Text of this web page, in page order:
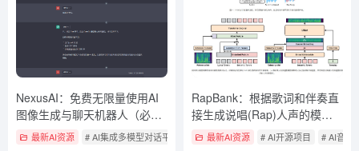
NexusAI：免费无限量使用AI
图像生成与聊天机器人（必须
Discord授权）
最新AI资源 # AI集成多模型对话平台
RapBank：根据歌词和伴奏直
接生成说唱(Rap)人声的模型
（目前开放了数据集）
最新AI资源 # AI开源项目 # AI音乐